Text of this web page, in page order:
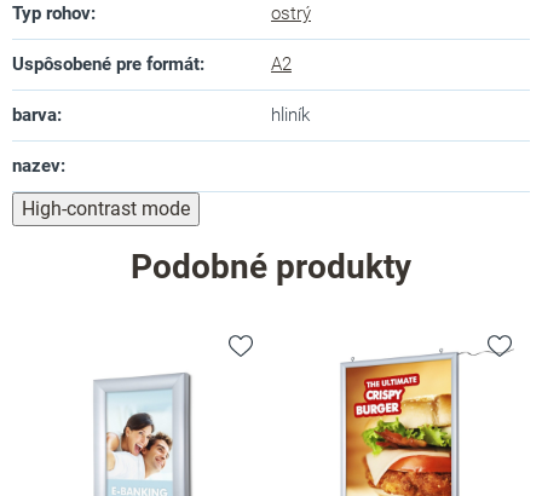
Typ rohov: ostrý
Uspôsobené pre formát: A2
barva: hliník
nazev:
High-contrast mode
Podobné produkty